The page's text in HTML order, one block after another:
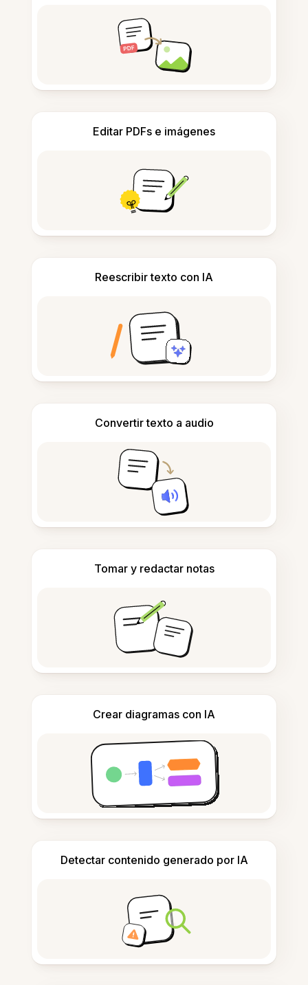
Editar PDFs e imágenes
Reescribir texto con IA
Convertir texto a audio
Tomar y redactar notas
Crear diagramas con IA
Detectar contenido generado por IA